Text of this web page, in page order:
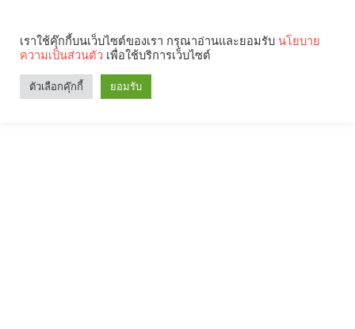
เราใช้คุ๊กกี้บนเว็บไซต์ของเรา กรุณาอ่านและยอมรับ นโยบาย
ความเป็นส่วนตัว เพื่อใช้บริการเว็บไซต์
ตัวเลือกคุ๊กกี้ ยอมรับ